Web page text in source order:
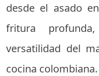
desde el asado
fritura
versatilidad del
cocina colombiana.